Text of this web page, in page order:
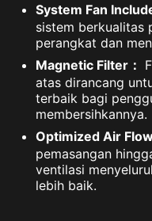
System Fan
sistem berkualitas
perangkat dan
Magnetic Filter：
atas dirancang
terbaik bagi
membersihkannya.
Optimized Air Flow
pemasangan
ventilasi
lebih baik.